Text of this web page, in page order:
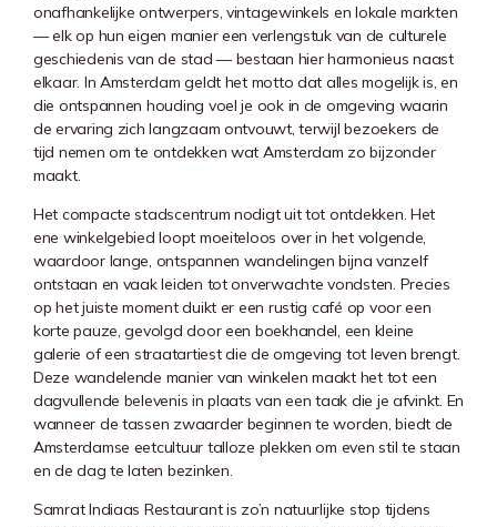
onafhankelijke ontwerpers, vintagewinkels en lokale markten
— elk op hun eigen manier een verlengstuk van de culturele
geschiedenis van de stad — bestaan hier harmonieus naast
elkaar. In Amsterdam geldt het motto dat alles mogelijk is, en
die ontspannen houding voel je ook in de omgeving waarin
de ervaring zich langzaam ontvouwt, terwijl bezoekers de
tijd nemen om te ontdekken wat Amsterdam zo bijzonder
maakt.
Het compacte stadscentrum nodigt uit tot ontdekken. Het
ene winkelgebied loopt moeiteloos over in het volgende,
waardoor lange, ontspannen wandelingen bijna vanzelf
ontstaan en vaak leiden tot onverwachte vondsten. Precies
op het juiste moment duikt er een rustig café op voor een
korte pauze, gevolgd door een boekhandel, een kleine
galerie of een straatartiest die de omgeving tot leven brengt.
Deze wandelende manier van winkelen maakt het tot een
dagvullende belevenis in plaats van een taak die je afvinkt. En
wanneer de tassen zwaarder beginnen te worden, biedt de
Amsterdamse eetcultuur talloze plekken om even stil te staan
en de dag te laten bezinken.
Samrat Indiaas Restaurant is zo’n natuurlijke stop tijdens